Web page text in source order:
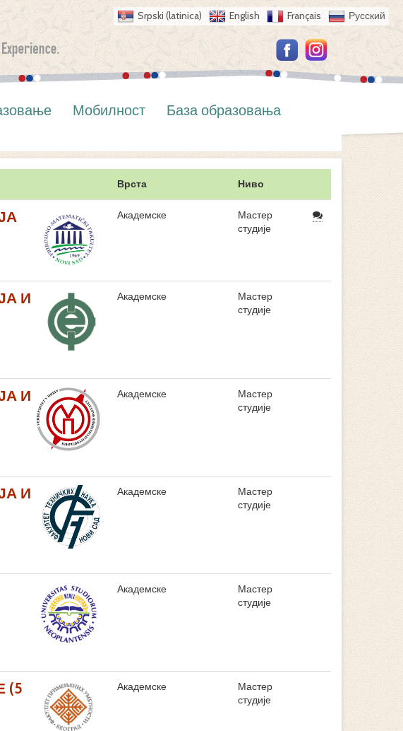
Srpski (latinica) English Français Русский
Мобилност
База образовања
Врста Ниво
Академске
Мастер
студије
И
Академске
Мастер
студије
И
Академске
Мастер
студије
И
Академске
Мастер
студије
Академске
Мастер
студије
(5
Академске
Мастер
студије